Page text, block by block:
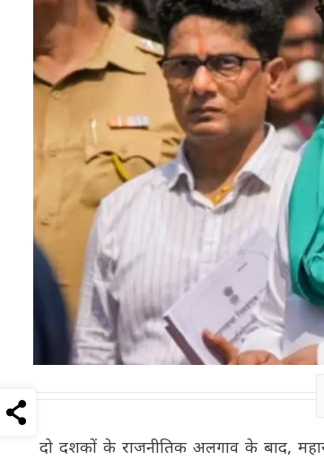
दो दशकों के राजनीतिक अलगाव के बाद,